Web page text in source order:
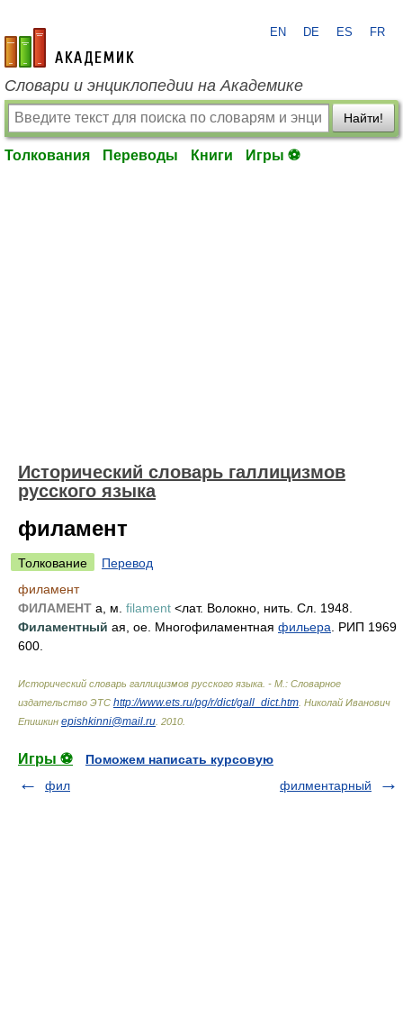
academic.ru
EN DE ES FR
Словари и энциклопедии на Академике
Найти!
Толкования Переводы Книги Игры ⚽
Исторический словарь галлицизмов
русского языка
филамент
Толкование
Перевод
филамент
ФИЛАМЕНТ а, м. filament <лат. Волокно, нить. Сл. 1948.
Филаментный ая, ое. Многофиламентная фильера . РИП 1969
600.
Исторический словарь галлицизмов русского языка. - М.: Словарное
издательство ЭТС http://www.ets.ru/pg/r/dict/gall_dict.htm Николай Иванович
Епишкин epishkinni@mail.ru 2010
Игры ⚽
Поможем написать курсовую
фил
филментарный